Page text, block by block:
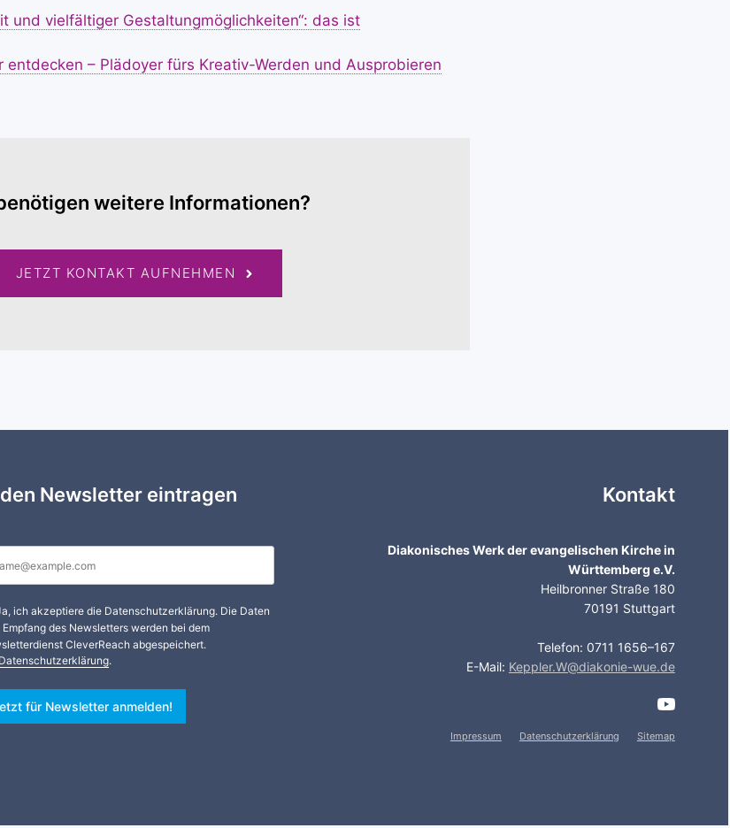
und vielfältiger Gestaltungmöglichkeiten“: das ist
entdecken – Plädoyer fürs Kreativ-Werden und Ausprobieren
weitere Informationen?
JETZT KONTAKT AUFNEHMEN
Newsletter eintragen
ich akzeptiere die Datenschutzerklärung. Die Daten
Empfang des Newsletters werden bei dem
CleverReach abgespeichert.
Datenschutzerklärung.
für Newsletter anmelden!
Kontakt
Diakonisches Werk der evangelischen Kirche in
Württemberg e.V.
Heilbronner Straße 180
70191 Stuttgart
Telefon: 0711 1656–167
E-Mail: Keppler.W@diakonie-wue.de
Impressum Datenschutzerklärung Sitemap